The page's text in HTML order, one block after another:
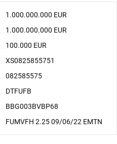
1.000.000.000 EUR
1.000.000.000 EUR
100.000 EUR
XS0825855751
082585575
DTFUFB
BBG003BVBP68
FUMVFH 2.25 09/06/22 EMTN